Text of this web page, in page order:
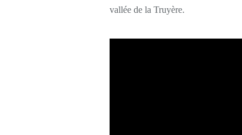
vallée de la Truyère.